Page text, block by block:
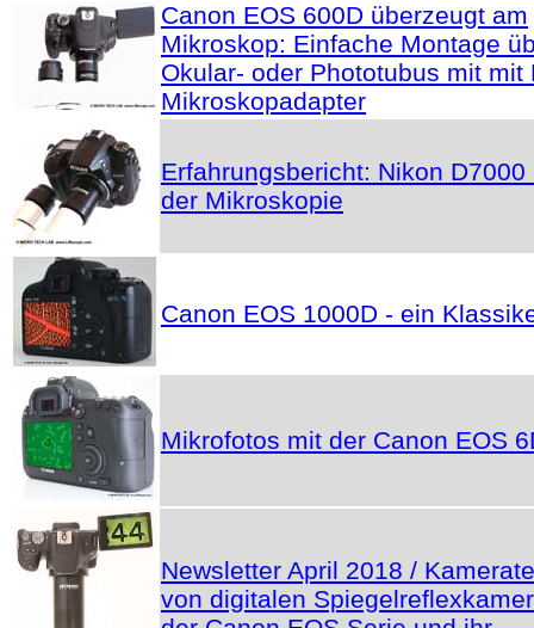
Canon EOS 600D überzeugt am
Mikroskop: Einfache Montage
Okular- oder Phototubus mit mit
Mikroskopadapter
Erfahrungsbericht: Nikon D7000
der Mikroskopie
Canon EOS 1000D - ein
Mikrofotos mit der Canon EOS
Newsletter April 2018 /
von digitalen